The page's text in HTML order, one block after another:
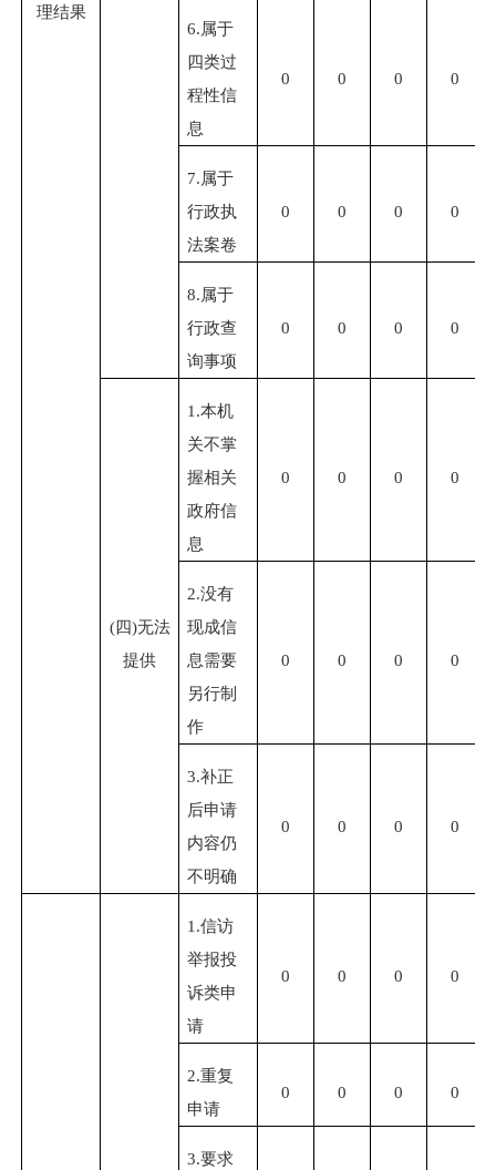
理结果
6.属于
四类过
程性信
息
0 0 0 0
7.属于
行政执
法案卷
0 0 0 0
8.属于
行政查
询事项
0 0 0 0
(四)无法
提供
1.本机
关不掌
握相关
政府信
息
0 0 0 0
2.没有
现成信
息需要
另行制
作
0 0 0 0
3.补正
后申请
内容仍
不明确
0 0 0 0
1.信访
举报投
诉类申
请
0 0 0 0
2.重复
申请
0 0 0 0
3.要求